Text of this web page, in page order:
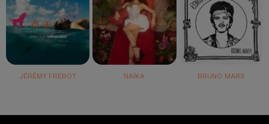
JÉRÉMY FREROT NAÏKA BRUNO MARS